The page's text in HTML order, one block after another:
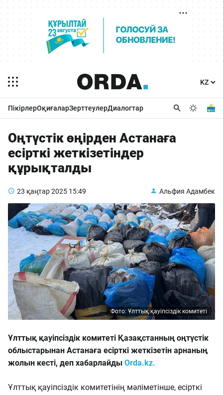
ПікірлерОқиғаларЗерттеулерДиалогтар
Оңтүстік өңірден Астанаға
есірткі жеткізетіндер
құрықталды
23 қаңтар 2025 15:49 Альфия Адамбек
Фото: Ұлттық қауіпсіздік комитеті
Ұлттық қауіпсіздік комитеті Қазақстанның оңтүстік
облыстарынан Астанаға есірткі жеткізетін арнаның
жолын кесті, деп хабарлайды Orda.kz.
Ұлттық қауіпсіздік комитетінің мәліметінше, есірткі